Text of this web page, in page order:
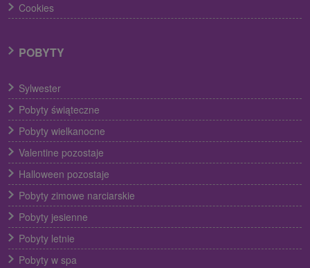
Cookies
POBYTY
Sylwester
Pobyty świąteczne
Pobyty wielkanocne
Valentine pozostaje
Halloween pozostaje
Pobyty zimowe narciarskie
Pobyty jesienne
Pobyty letnie
Pobyty w spa